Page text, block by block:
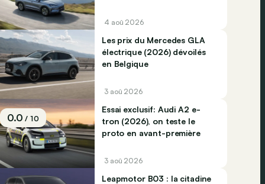
4 aoû 2026
Les prix du Mercedes GLA
électrique (2026) dévoilés
en Belgique
3 aoû 2026
0.0/ 10
Essai exclusif: Audi A2 e-
tron (2026), on teste le
proto en avant-première
3 aoû 2026
Leapmotor B03 : la citadine